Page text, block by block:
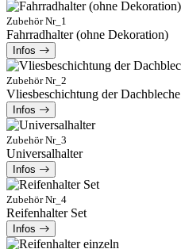
Zubehör Nr_1
Fahrradhalter (ohne Dekoration)
Infos
Zubehör Nr_2
Vliesbeschichtung der Dachbleche
Infos
Zubehör Nr_3
Universalhalter
Infos
Zubehör Nr_4
Reifenhalter Set
Infos